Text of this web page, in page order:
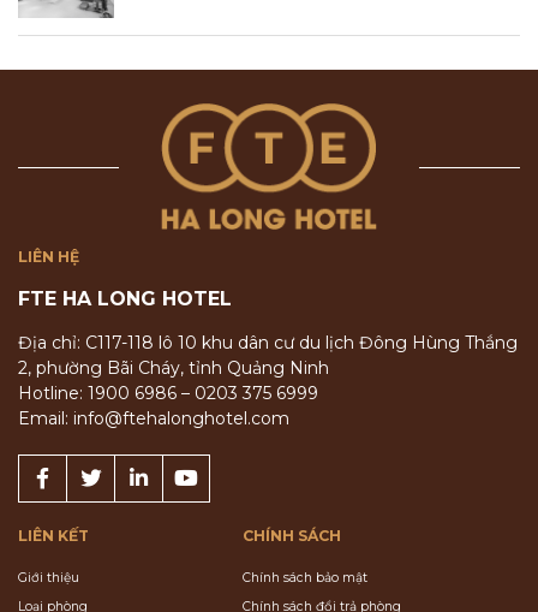
LIÊN HỆ
FTE HA LONG HOTEL
Địa chỉ: C117-118 lô 10 khu dân cư du lịch Đông Hùng Thắng
2, phường Bãi Cháy, tỉnh Quảng Ninh
Hotline: 1900 6986 – 0203 375 6999
Email: info@ftehalonghotel.com
LIÊN KẾT
Giới thiệu
Loại phòng
CHÍNH SÁCH
Chính sách bảo mật
Chính sách đổi trả phòng